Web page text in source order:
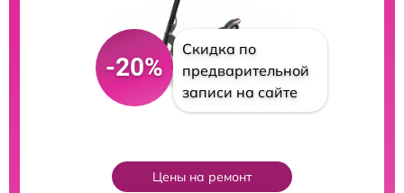
-20%
Скидка по
предварительной
записи на сайте
Цены на ремонт